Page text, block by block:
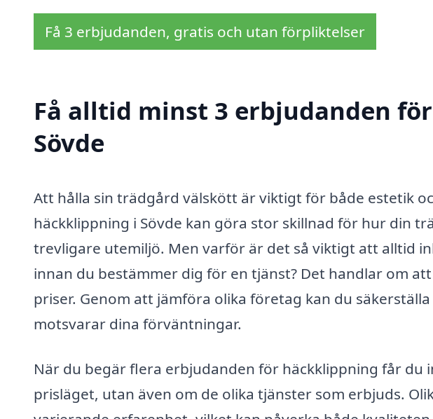
Få 3 erbjudanden, gratis och utan förpliktelser
Få alltid minst 3 erbjudanden
Sövde
Att hålla sin trädgård välskött är viktigt för både estetik
häckklippning i Sövde kan göra stor skillnad för hur din
trevligare utemiljö. Men varför är det så viktigt att alltid
innan du bestämmer dig för en tjänst? Det handlar om
priser. Genom att jämföra olika företag kan du
motsvarar dina förväntningar.
När du begär flera erbjudanden för häckklippning får du
prisläget, utan även om de olika tjänster som erbjuds.